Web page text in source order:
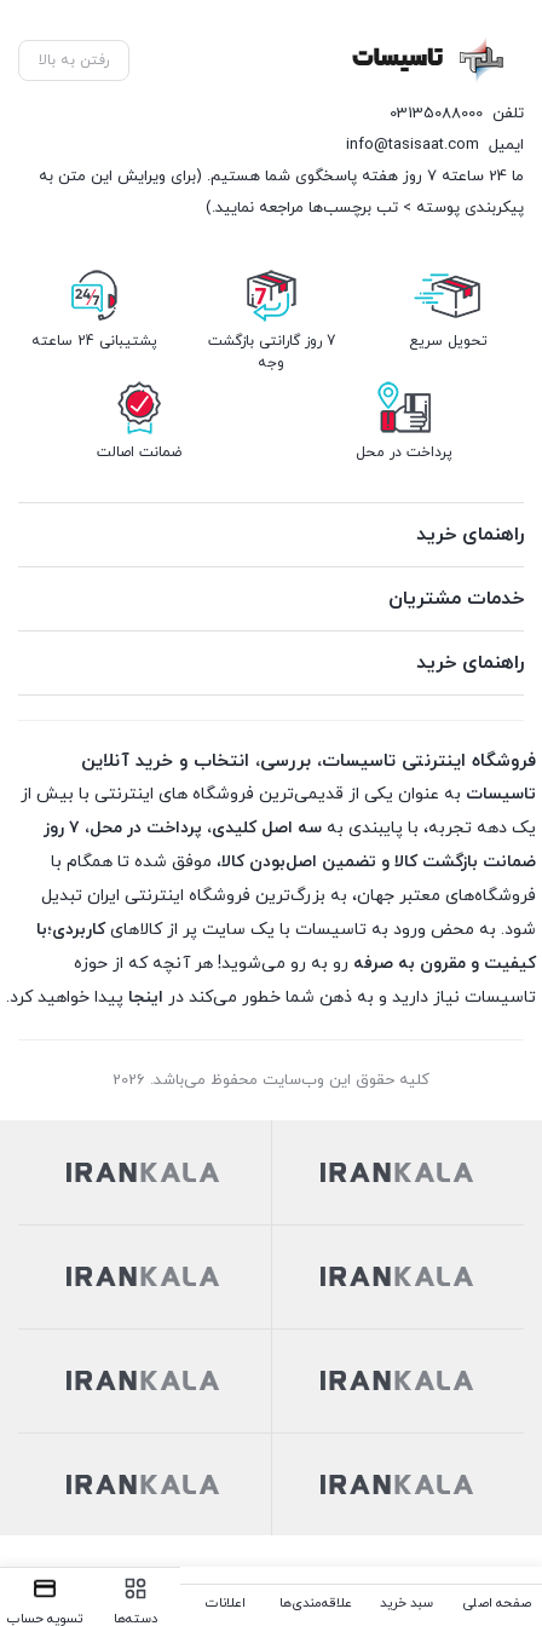
رفتن به بالا
تلفن 03135088000
ایمیل info@tasisaat.com
ما 24 ساعته 7 روز هفته پاسخگوی شما هستیم. (برای ویرایش این متن به
پیکربندی پوسته > تب برچسب‌ها مراجعه نمایید.)
تحویل سریع
7 روز گارانتی بازگشت
وجه
پشتیبانی 24 ساعته
پرداخت در محل ضمانت اصالت
راهنمای خرید
خدمات مشتریان
راهنمای خرید
فروشگاه اینترنتی تاسیسات، بررسی، انتخاب و خرید آنلاین
تاسیسات به عنوان یکی از قدیمی‌ترین فروشگاه های اینترنتی با بیش از
یک دهه تجربه، با پایبندی به
سه اصل کلیدی، پرداخت در محل، ۷ روز
ضمانت بازگشت کالا و تضمین اصل‌بودن کالا، موفق شده تا همگام با
فروشگاه‌های معتبر جهان، به بزرگ‌ترین فروشگاه اینترنتی ایران تبدیل
شود. به محض ورود به تاسیسات با یک سایت پر از کالاهایکاربردی؛با
کیفیت و مقرون به صرفه رو به رو می‌شوید! هر آنچه که از حوزه
تاسیسات نیاز دارید و به ذهن شما خطور می‌کند در اینجا پیدا خواهید کرد.
کلیه حقوق این وب‌سایت محفوظ می‌باشد. 2026
صفحه اصلی سبد خرید علاقه‌مندی‌ها
اعلانات
دسته‌ها
تسویه حساب